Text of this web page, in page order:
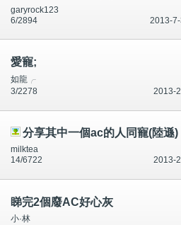
garyrock123
2013-
6/2894
愛寵;
如龍╭
2013-
3/2278
分享其中一個ac的人同寵(陸遜)
milktea
2013-
14/6722
睇完2個廢AC好心灰
小·林